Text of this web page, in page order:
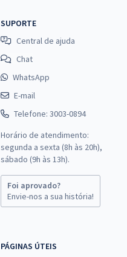
SUPORTE
Central de ajuda
Chat
WhatsApp
E-mail
Telefone: 3003-0894
Horário de atendimento:
segunda a sexta (8h às 20h),
sábado (9h às 13h).
Foi aprovado?
Envie-nos a sua história!
PÁGINAS ÚTEIS